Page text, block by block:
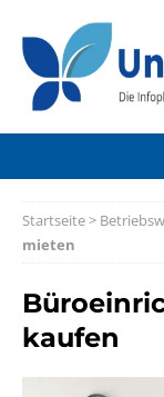
Startseite>
mieten
kaufen